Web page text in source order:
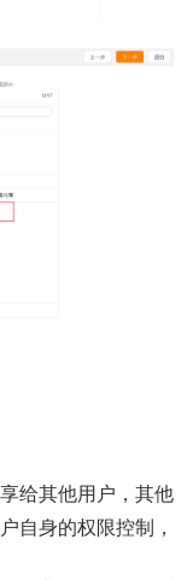
给其他用户，其他
自身的权限控制，